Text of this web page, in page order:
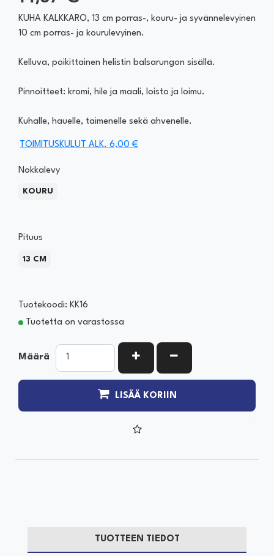
KUHA KALKKARO, 13 cm porras-, kouru- ja syvännelevyinen
10 cm porras- ja kourulevyinen.
Kelluva, poikittainen helistin balsarungon sisällä.
Pinnoitteet: kromi, hile ja maali, loisto ja loimu.
Kuhalle, hauelle, taimenelle sekä ahvenelle.
TOIMITUSKULUT ALK. 6,00 €
Nokkalevy
KOURU
Pituus
13 CM
Tuotekoodi: KK16
Tuotetta on varastossa
Määrä KASVATA MÄÄRÄÄ
VÄHENNÄ MÄÄRÄÄ
LISÄÄ KORIIN
TUOTTEEN TIEDOT